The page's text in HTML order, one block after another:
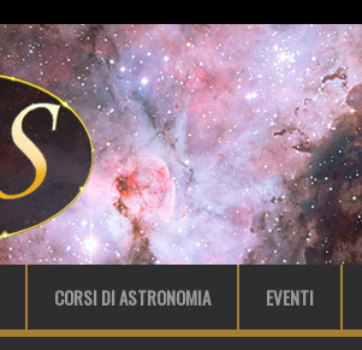
CORSI DI ASTRONOMIA EVENTI